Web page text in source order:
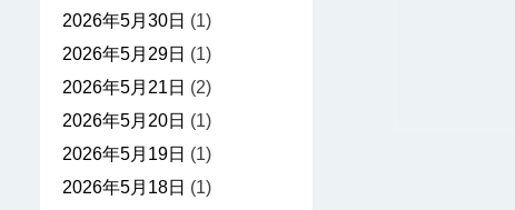
2026年5月30日 (1)
2026年5月29日 (1)
2026年5月21日 (2)
2026年5月20日 (1)
2026年5月19日 (1)
2026年5月18日 (1)